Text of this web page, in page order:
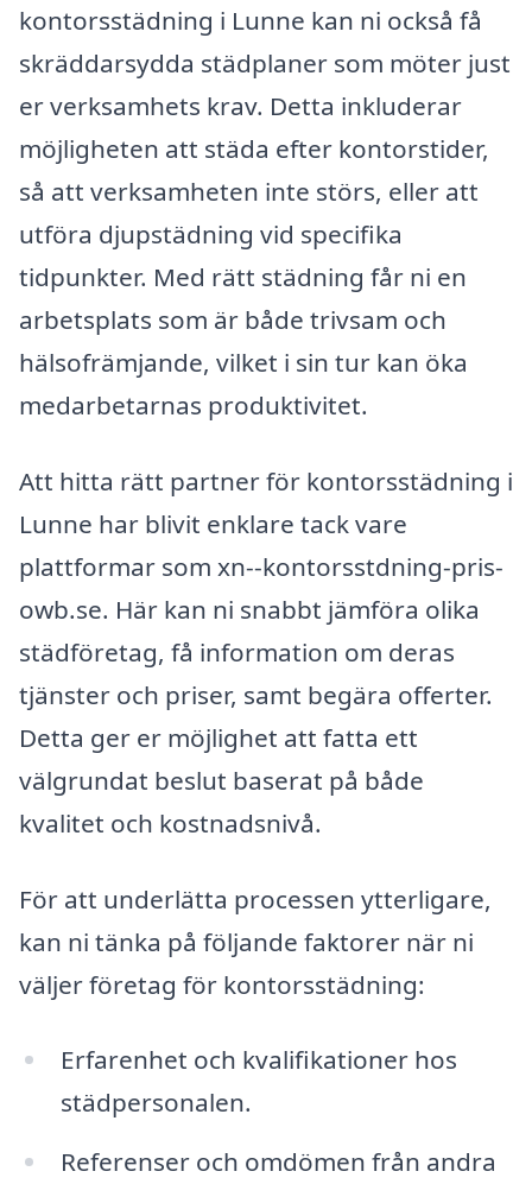
kontorsstädning i Lunne kan ni också få
skräddarsydda städplaner som möter just
er verksamhets krav. Detta inkluderar
möjligheten att städa efter kontorstider,
så att verksamheten inte störs, eller att
utföra djupstädning vid specifika
tidpunkter. Med rätt städning får ni en
arbetsplats som är både trivsam och
hälsofrämjande, vilket i sin tur kan öka
medarbetarnas produktivitet.
Att hitta rätt partner för kontorsstädning i
Lunne har blivit enklare tack vare
plattformar som xn--kontorsstdning-pris-
owb.se. Här kan ni snabbt jämföra olika
städföretag, få information om deras
tjänster och priser, samt begära offerter.
Detta ger er möjlighet att fatta ett
välgrundat beslut baserat på både
kvalitet och kostnadsnivå.
För att underlätta processen ytterligare,
kan ni tänka på följande faktorer när ni
väljer företag för kontorsstädning:
Erfarenhet och kvalifikationer hos
städpersonalen.
Referenser och omdömen från andra